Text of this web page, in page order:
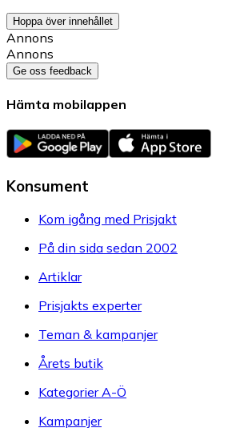
Hoppa över innehållet
Annons
Annons
Ge oss feedback
Hämta mobilappen
Konsument
Kom igång med Prisjakt
På din sida sedan 2002
Artiklar
Prisjakts experter
Teman & kampanjer
Årets butik
Kategorier A-Ö
Kampanjer